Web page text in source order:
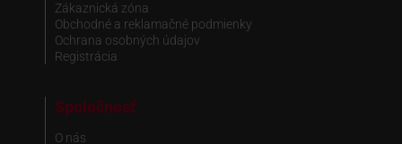
Zákaznická zóna
Obchodné a reklamačné podmienky
Ochrana osobných údajov
Registrácia
Spoločnosť
O nás